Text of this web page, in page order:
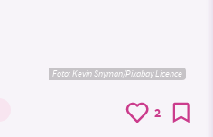
Foto:Kevin Snyman/Pixabay Licence
2